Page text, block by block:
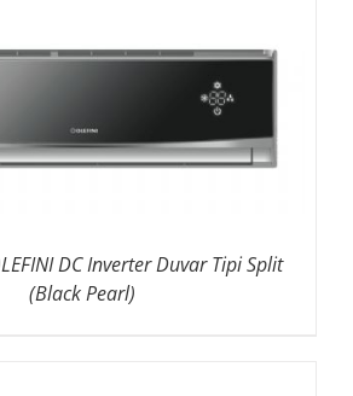
DC Inverter Duvar Tipi Split
(Black Pearl)